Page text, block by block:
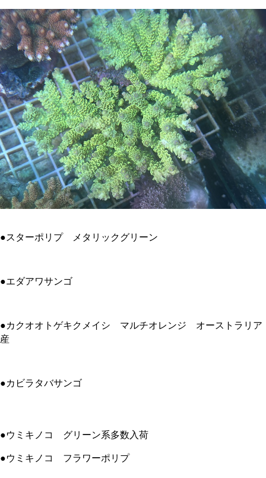
●スターポリプ メタリックグリーン
●エダアワサンゴ
●カクオオトゲキクメイシ マルチオレンジ オーストラリア
産
●カビラタバサンゴ
●ウミキノコ グリーン系多数入荷
●ウミキノコ フラワーポリプ